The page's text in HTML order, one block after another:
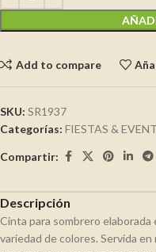
Add to compare
SKU: SR1937
Categorías: FIESTAS &
Compartir:
Descripción
Cinta para sombrero
variedad de colores. Servida